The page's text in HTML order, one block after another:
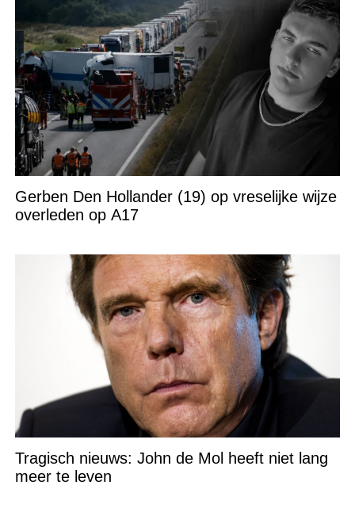
Gerben Den Hollander (19) op vreselijke wijze
overleden op A17
Tragisch nieuws: John de Mol heeft niet lang
meer te leven